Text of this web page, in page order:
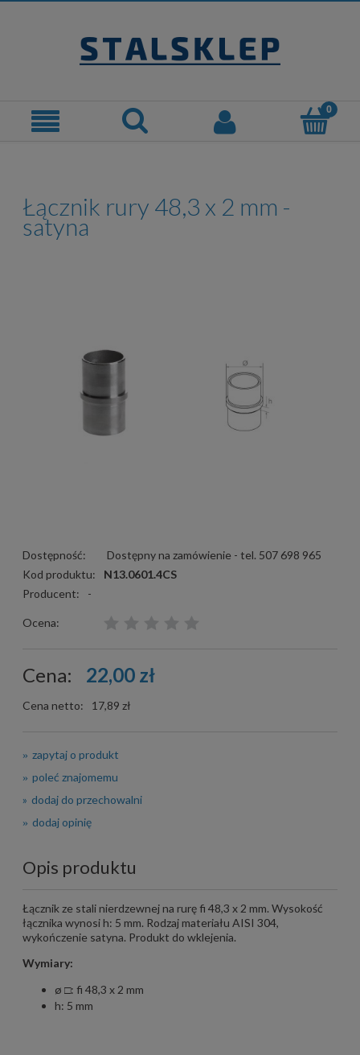
Łącznik rury 48,3 x 2 mm -
satyna
Dostępność:
Dostępny na zamówienie - tel. 507 698 965
Kod produktu:
N13.0601.4CS
Producent:
-
Ocena:
Cena: 22,00 zł
Cena netto: 17,89 zł
zapytaj o produkt
poleć znajomemu
dodaj do przechowalni
dodaj opinię
Opis produktu
Łącznik ze stali nierdzewnej na rurę fi 48,3 x 2 mm. Wysokość
łącznika wynosi h: 5 mm. Rodzaj materiału AISI 304,
wykończenie satyna. Produkt do wklejenia.
Wymiary:
ø □: fi 48,3 x 2 mm
h: 5 mm